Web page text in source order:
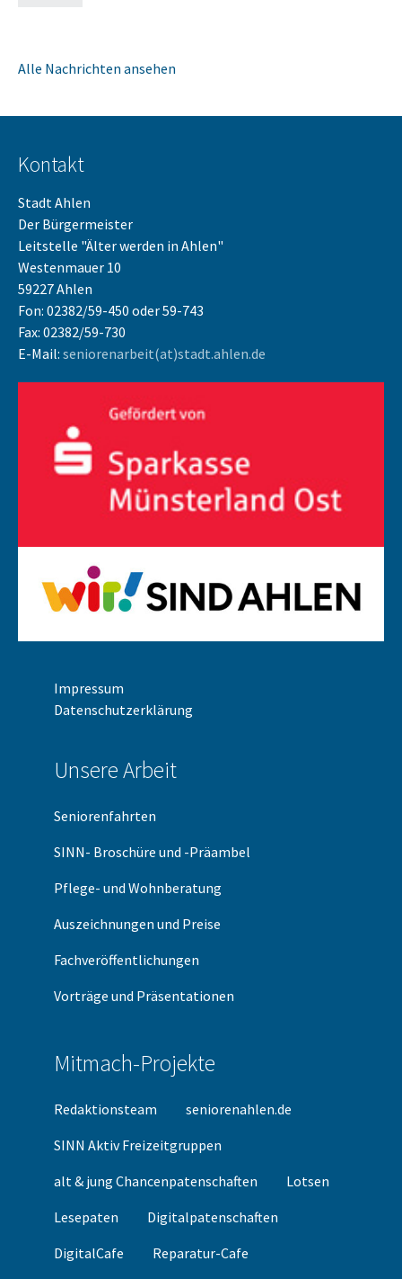
Alle Nachrichten ansehen
Kontakt
Stadt Ahlen
Der Bürgermeister
Leitstelle "Älter werden in Ahlen"
Westenmauer 10
59227 Ahlen
Fon: 02382/59-450 oder 59-743
Fax: 02382/59-730
E-Mail: seniorenarbeit(at)stadt.ahlen.de
Impressum
Datenschutzerklärung
Mitmach-Projekte
Redaktionsteam
seniorenahlen.de
SINN Aktiv Freizeitgruppen
alt & jung Chancenpatenschaften
Lotsen
Lesepaten
Digitalpatenschaften
DigitalCafe
Reparatur-Cafe
Unsere Arbeit
Seniorenfahrten
SINN- Broschüre und -Präambel
Pflege- und Wohnberatung
Auszeichnungen und Preise
Fachveröffentlichungen
Vorträge und Präsentationen